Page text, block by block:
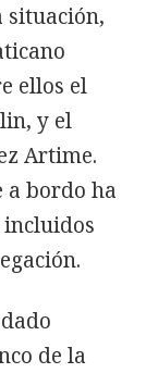
situación,
ellos el
y el
Artime.
a bordo ha
de la